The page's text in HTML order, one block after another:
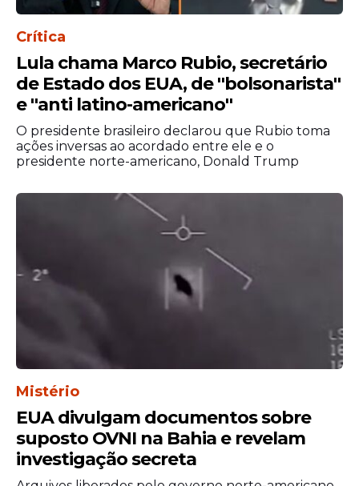
Crítica
Lula chama Marco Rubio, secretário
de Estado dos EUA, de ''bolsonarista''
e ''anti latino-americano''
O presidente brasileiro declarou que Rubio toma
ações inversas ao acordado entre ele e o
presidente norte-americano, Donald Trump
Mistério
EUA divulgam documentos sobre
suposto OVNI na Bahia e revelam
investigação secreta